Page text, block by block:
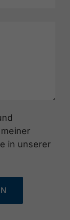
in unserer